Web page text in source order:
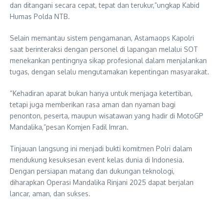
dan ditangani secara cepat, tepat dan terukur,”ungkap Kabid
Humas Polda NTB.
Selain memantau sistem pengamanan, Astamaops Kapolri
saat berinteraksi dengan personel di lapangan melalui SOT
menekankan pentingnya sikap profesional dalam menjalankan
tugas, dengan selalu mengutamakan kepentingan masyarakat.
“Kehadiran aparat bukan hanya untuk menjaga ketertiban,
tetapi juga memberikan rasa aman dan nyaman bagi
penonton, peserta, maupun wisatawan yang hadir di MotoGP
Mandalika,”pesan Komjen Fadil Imran.
Tinjauan langsung ini menjadi bukti komitmen Polri dalam
mendukung kesuksesan event kelas dunia di Indonesia.
Dengan persiapan matang dan dukungan teknologi,
diharapkan Operasi Mandalika Rinjani 2025 dapat berjalan
lancar, aman, dan sukses.